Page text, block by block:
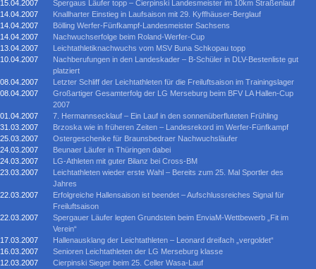
15.04.2007
Spergaus Läufer topp – Cierpinski Landesmeister im 10km Straßenlauf
14.04.2007
Knallharter Einstieg in Laufsaison mit 29. Kyffhäuser-Berglauf
14.04.2007
Bölling Werfer-Fünfkampf-Landesmeister Sachsens
14.04.2007
Nachwuchserfolge beim Roland-Werfer-Cup
13.04.2007
Leichtathletiknachwuchs vom MSV Buna Schkopau topp
10.04.2007
Nachberufungen in den Landeskader – B-Schüler in DLV-Bestenliste gut
platziert
08.04.2007
Letzter Schliff der Leichtathleten für die Freiluftsaison im Trainingslager
08.04.2007
Großartiger Gesamterfolg der LG Merseburg beim BFV LA Hallen-Cup
2007
01.04.2007
7. Hermannsecklauf – Ein Lauf in den sonnenüberfluteten Frühling
31.03.2007
Brzoska wie in früheren Zeiten – Landesrekord im Werfer-Fünfkampf
25.03.2007
Ostergeschenke für Braunsbedraer Nachwuchsläufer
24.03.2007
Beunaer Läufer in Thüringen dabei
24.03.2007
LG-Athleten mit guter Bilanz bei Cross-BM
23.03.2007
Leichtathleten wieder erste Wahl – Bereits zum 25. Mal Sportler des
Jahres
22.03.2007
Erfolgreiche Hallensaison ist beendet – Aufschlussreiches Signal für
Freiluftsaison
22.03.2007
Spergauer Läufer legten Grundstein beim EnviaM-Wettbewerb „Fit im
Verein“
17.03.2007
Hallenausklang der Leichtathleten – Leonard dreifach „vergoldet“
16.03.2007
Senioren Leichtathleten der LG Merseburg klasse
12.03.2007
Cierpinski Sieger beim 25. Celler Wasa-Lauf